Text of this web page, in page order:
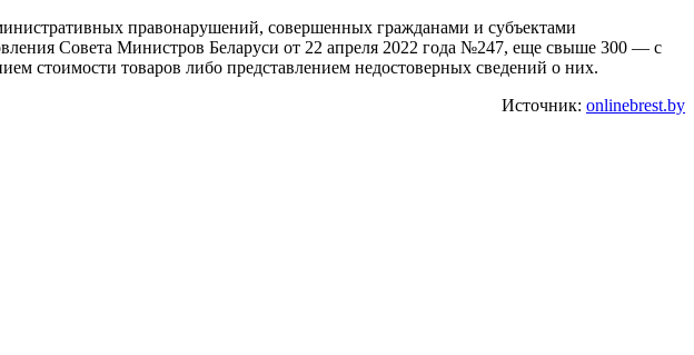
правонарушений, совершенных гражданами и субъектами
Совета Министров Беларуси от 22 апреля 2022 года №247, еще свыше 300 — с
стоимости товаров либо представлением недостоверных сведений о них.
Источник: onlinebrest.by